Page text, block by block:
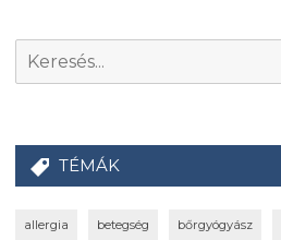
TÉMÁK
allergia betegség bőrgyógyász